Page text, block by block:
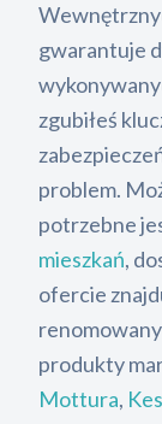
gwarantuje
zgubiłeś
problem.
potrzebne
mieszkań,
ofercie
produkty
Mottura,